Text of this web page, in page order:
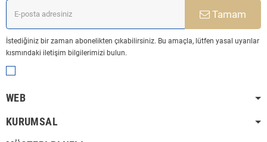
Tamam
İstediğiniz bir zaman abonelikten çıkabilirsiniz. Bu amaçla, lütfen yasal uyarılar
kısmındaki iletişim bilgilerimizi bulun.
WEB
KURUMSAL